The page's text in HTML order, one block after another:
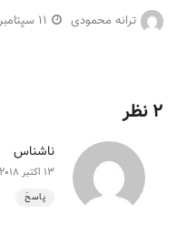
ترانه محمودی 11 سپتامبر 2021
2 نظر
ناشناس
13 اکتبر 2018 در 4:26 ب.ظ
پاسخ